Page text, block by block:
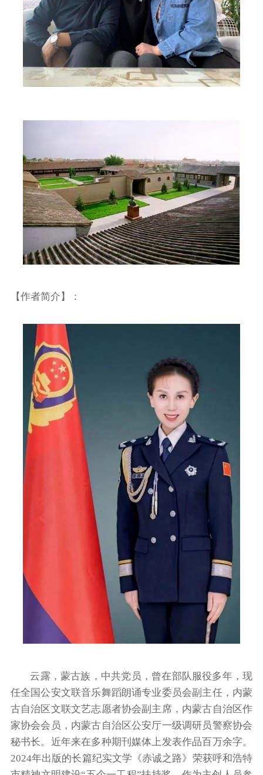
【作者简介】：
云露，蒙古族，中共党员，曾在部队服役多年，现
任全国公安文联音乐舞蹈朗诵专业委员会副主任，内蒙
古自治区文联文艺志愿者协会副主席，内蒙古自治区作
家协会会员，内蒙古自治区公安厅一级调研员警察协会
秘书长。近年来在多种期刊媒体上发表作品百万余字。
2024年出版的长篇纪实文学《赤诚之路》荣获呼和浩特